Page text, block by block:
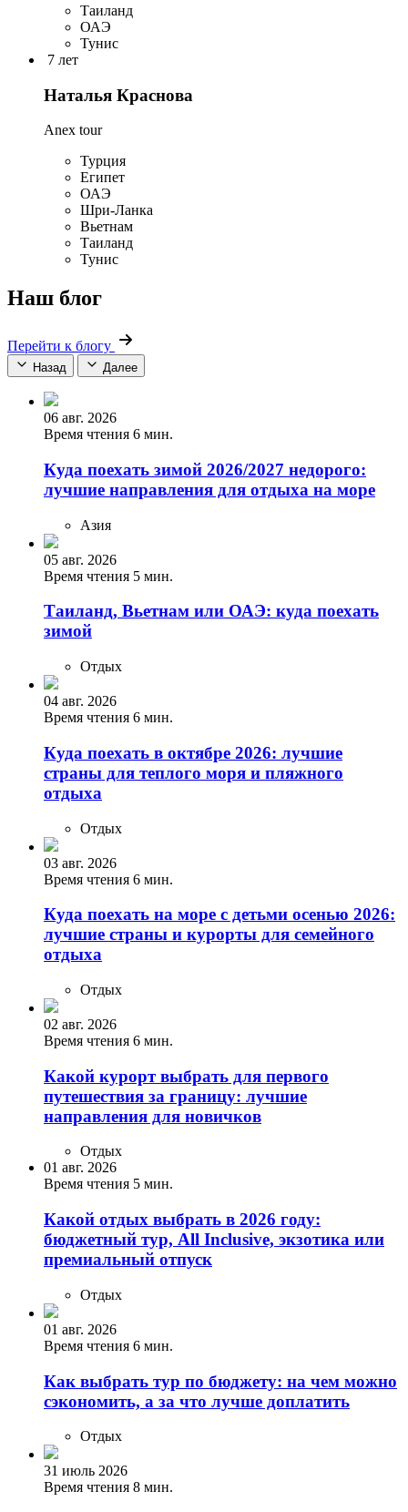
Таиланд
ОАЭ
Тунис
7 лет
Наталья Краснова
Anex tour
Турция
Египет
ОАЭ
Шри-Ланка
Вьетнам
Таиланд
Тунис
Наш блог
Перейти к блогу
Назад Далее
06 авг. 2026
Время чтения 6 мин.
Куда поехать зимой 2026/2027 недорого:
лучшие направления для отдыха на море
Азия
05 авг. 2026
Время чтения 5 мин.
Таиланд, Вьетнам или ОАЭ: куда поехать
зимой
Отдых
04 авг. 2026
Время чтения 6 мин.
Куда поехать в октябре 2026: лучшие
страны для теплого моря и пляжного
отдыха
Отдых
03 авг. 2026
Время чтения 6 мин.
Куда поехать на море с детьми осенью 2026:
лучшие страны и курорты для семейного
отдыха
Отдых
02 авг. 2026
Время чтения 6 мин.
Какой курорт выбрать для первого
путешествия за границу: лучшие
направления для новичков
Отдых
01 авг. 2026
Время чтения 5 мин.
Какой отдых выбрать в 2026 году:
бюджетный тур, All Inclusive, экзотика или
премиальный отпуск
Отдых
01 авг. 2026
Время чтения 6 мин.
Как выбрать тур по бюджету: на чем можно
сэкономить, а за что лучше доплатить
Отдых
31 июль 2026
Время чтения 8 мин.